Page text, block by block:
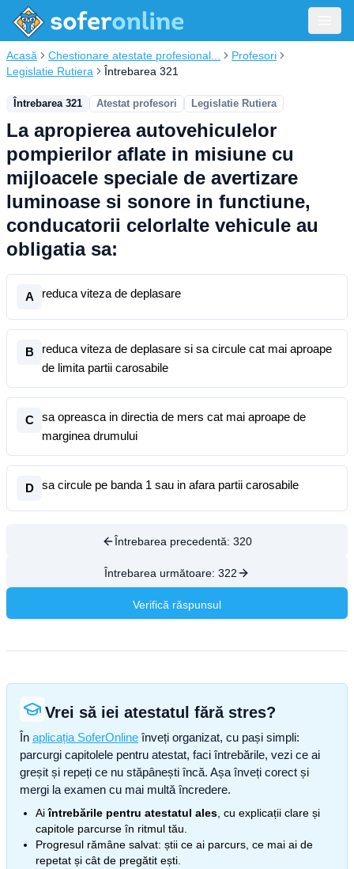
Acasă Chestionare atestate profesional...
Profesori
Legislatie Rutiera
Întrebarea 321
Întrebarea 321 Atestat profesori Legislatie Rutiera
La apropierea autovehiculelor
pompierilor aflate in misiune cu
mijloacele speciale de avertizare
luminoase si sonore in functiune,
conducatorii celorlalte vehicule au
obligatia sa:
A reduca viteza de deplasare
B
reduca viteza de deplasare si sa circule cat mai aproape
de limita partii carosabile
C
sa opreasca in directia de mers cat mai aproape de
marginea drumului
D sa circule pe banda 1 sau in afara partii carosabile
Întrebarea precedentă: 320
Întrebarea următoare: 322
Verifică răspunsul
Vrei să iei atestatul fără stres?
În aplicația SoferOnline înveți organizat, cu pași simpli:
parcurgi capitolele pentru atestat, faci întrebările, vezi ce ai
greșit și repeți ce nu stăpânești încă. Așa înveți corect și
mergi la examen cu mai multă încredere.
Aiîntrebările pentru atestatul ales , cu explicații clare și
capitole parcurse în ritmul tău.
Progresul rămâne salvat: știi ce ai parcurs, ce mai ai de
repetat și cât de pregătit ești.